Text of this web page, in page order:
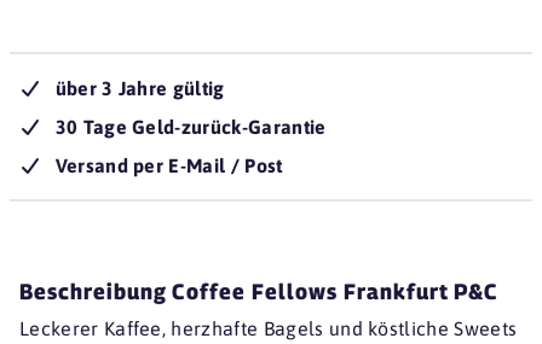
über 3 Jahre gültig
30 Tage Geld-zurück-Garantie
Versand per E-Mail / Post
Beschreibung Coffee Fellows Frankfurt P&C
Leckerer Kaffee, herzhafte Bagels und köstliche Sweets